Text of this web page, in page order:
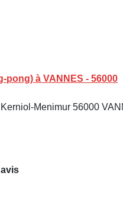
pong) à VANNES - 56000
Menimur 56000